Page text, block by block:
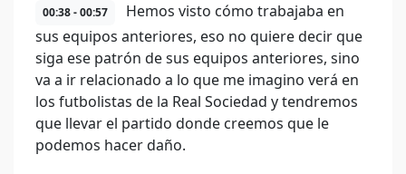
00:38 - 00:57
Hemos visto cómo trabajaba en
sus equipos anteriores, eso no quiere decir que
siga ese patrón de sus equipos anteriores, sino
va a ir relacionado a lo que me imagino verá en
los futbolistas de la Real Sociedad y tendremos
que llevar el partido donde creemos que le
podemos hacer daño.